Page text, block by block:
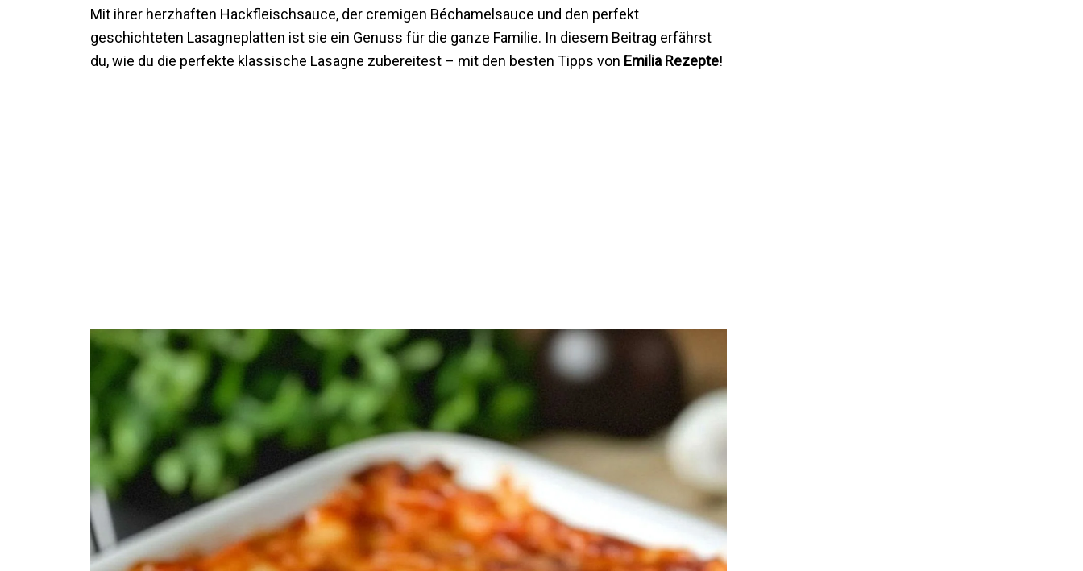
Mit ihrer herzhaften Hackfleischsauce, der cremigen Béchamelsauce und den perfekt
geschichteten Lasagneplatten ist sie ein Genuss für die ganze Familie. In diesem Beitrag erfährst
du, wie du die perfekte klassische Lasagne zubereitest – mit den besten Tipps von Emilia Rezepte!